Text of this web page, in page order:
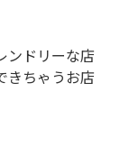
ンドリーな店
きちゃうお店